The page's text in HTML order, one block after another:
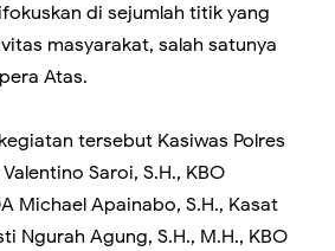
di sejumlah titik yang
masyarakat, salah satunya
Atas.
tersebut Kasiwas Polres
Saroi, S.H., KBO
Michael Apainabo, S.H., Kasat
Ngurah Agung, S.H., M.H., KBO